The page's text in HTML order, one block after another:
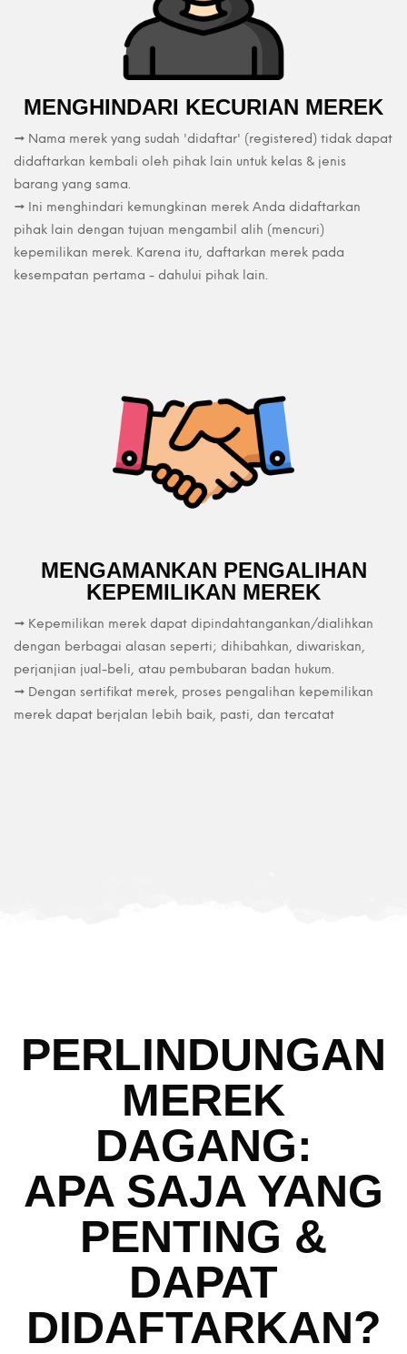
MENGHINDARI KECURIAN MEREK
→ Nama merek yang sudah 'didaftar' (registered) tidak dapat
didaftarkan kembali oleh pihak lain untuk kelas & jenis
barang yang sama.
→ Ini menghindari kemungkinan merek Anda didaftarkan
pihak lain dengan tujuan mengambil alih (mencuri)
kepemilikan merek. Karena itu, daftarkan merek pada
kesempatan pertama - dahului pihak lain.
MENGAMANKAN PENGALIHAN
KEPEMILIKAN MEREK
→ Kepemilikan merek dapat dipindahtangankan/dialihkan
dengan berbagai alasan seperti; dihibahkan, diwariskan,
perjanjian jual-beli, atau pembubaran badan hukum.
→ Dengan sertifikat merek, proses pengalihan kepemilikan
merek dapat berjalan lebih baik, pasti, dan tercatat
PERLINDUNGAN
MEREK
DAGANG:
APA SAJA YANG
PENTING &
DAPAT
DIDAFTARKAN?